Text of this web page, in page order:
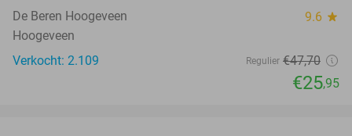
De Beren Hoogeveen 9.6 star
Hoogeveen
Verkocht: 2.109
Regulier €47,70
€25,95